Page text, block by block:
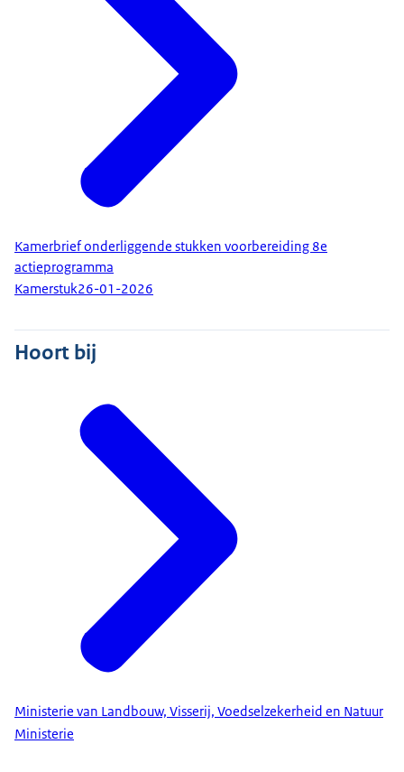
Kamerbrief onderliggende stukken voorbereiding 8e
actieprogramma
Kamerstuk26-01-2026
Hoort bij
Ministerie van Landbouw, Visserij, Voedselzekerheid en Natuur
Ministerie